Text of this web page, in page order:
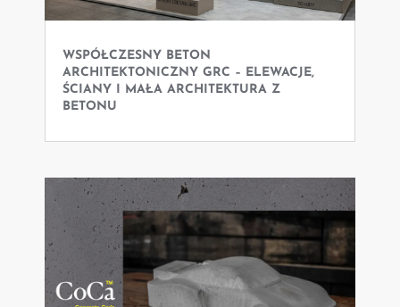
WSPÓŁCZESNY BETON
ARCHITEKTONICZNY GRC – ELEWACJE,
ŚCIANY I MAŁA ARCHITEKTURA Z
BETONU